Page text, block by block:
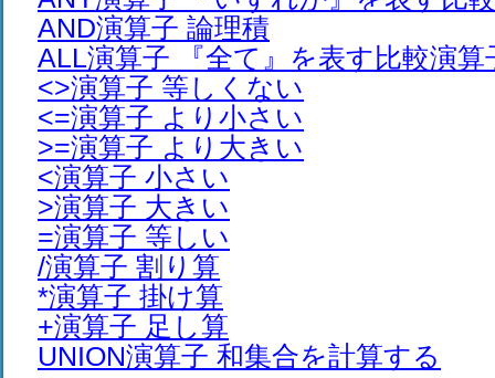
AND演算子 論理積
ALL演算子 『全て』を表す比較演算
<>演算子 等しくない
<=演算子 より小さい
>=演算子 より大きい
<演算子 小さい
>演算子 大きい
=演算子 等しい
/演算子 割り算
*演算子 掛け算
+演算子 足し算
UNION演算子 和集合を計算する